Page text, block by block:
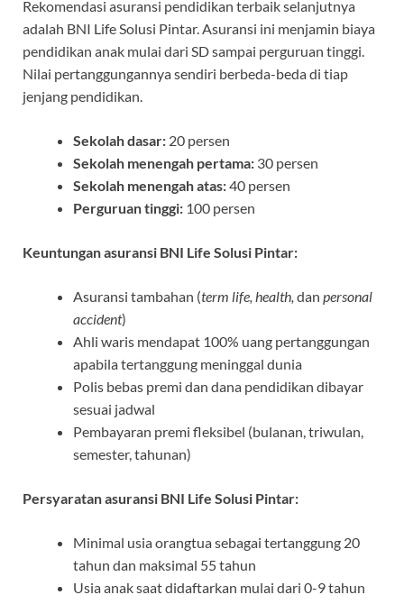
Rekomendasi asuransi pendidikan terbaik selanjutnya
adalah BNI Life Solusi Pintar. Asuransi ini menjamin biaya
pendidikan anak mulai dari SD sampai perguruan tinggi.
Nilai pertanggungannya sendiri berbeda-beda di tiap
jenjang pendidikan.
Sekolah dasar: 20 persen
Sekolah menengah pertama: 30 persen
Sekolah menengah atas:40 persen
Perguruan tinggi: 100 persen
Keuntungan asuransi BNI Life Solusi Pintar:
Asuransi tambahan (term life, health, dan personal
accident)
Ahli waris mendapat 100% uang pertanggungan
apabila tertanggung meninggal dunia
Polis bebas premi dan dana pendidikan dibayar
sesuai jadwal
Pembayaran premi fleksibel (bulanan, triwulan,
semester, tahunan)
Persyaratan asuransi BNI Life Solusi Pintar:
Minimal usia orangtua sebagai tertanggung 20
tahun dan maksimal 55 tahun
Usia anak saat didaftarkan mulai dari 0-9 tahun